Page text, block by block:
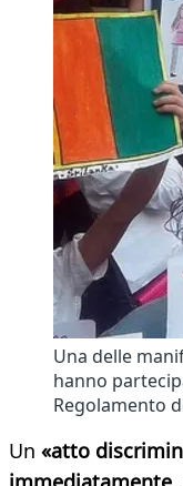
Una delle
hanno
Regolamento
Un «atto